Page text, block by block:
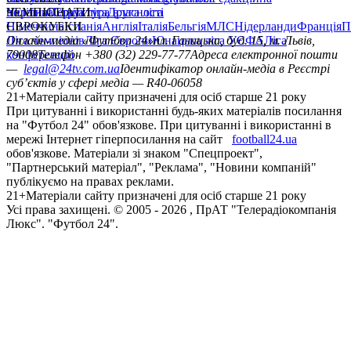
політикаСтруктура власності
УкраїнаПерша лігаДруга ліга
ЧЕМПІОНАТИ
НімеччинаІспаніяАнгліяІталіяБельгіяМЛСНідерландиФранція
ЄВРОКУБКИ
Ліга чемпіонівЛіга ЄвропиЮнацька ліга УЄФАЛіга
конференцій
Онлайн-медіа «Футбол 24»пл. Галицька, буд. 15, м. Львів,
79008Телефон +380 (32) 229-77-77Адреса електронної пошти
— legal@24tv.com.uaІдентифікатор онлайн-медіа в Реєстрі
суб’єктів у сфері медіа — R40-06058
21+Матеріали сайту призначені для осіб старше 21 року
При цитуванні і використанні будь-яких матеріалів посилання
на "Футбол 24" обов'язкове. При цитуванні і використанні в
мережі Інтернет гіперпосилання на сайт
football24.ua
обов'язкове. Матеріали зі знаком "Спецпроект",
"Партнерський матеріал", "Реклама", "Новини компаній"
публікуємо на правах реклами.
21+Матеріали сайту призначені для осіб старше 21 року
Усi права захищенi. © 2005 - 2026 , ПрАТ "Телерадіокомпанія
Люкс". "Футбол 24".